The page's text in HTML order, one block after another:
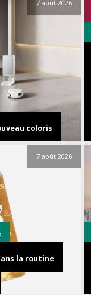
7 août 2026
coloris
7 août 2026
la routine